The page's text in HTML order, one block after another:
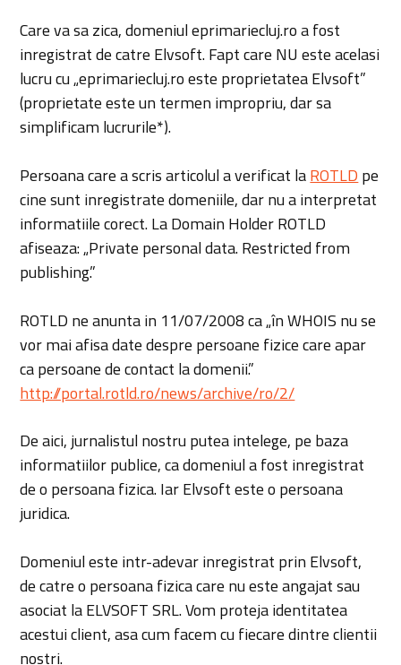
Care va sa zica, domeniul eprimariecluj.ro a fost
inregistrat de catre Elvsoft. Fapt care NU este acelasi
lucru cu „eprimariecluj.ro este proprietatea Elvsoft”
(proprietate este un termen impropriu, dar sa
simplificam lucrurile*).
Persoana care a scris articolul a verificat laROTLD pe
cine sunt inregistrate domeniile, dar nu a interpretat
informatiile corect. La Domain Holder ROTLD
afiseaza: „Private personal data. Restricted from
publishing.”
ROTLD ne anunta in 11/07/2008 ca „în WHOIS nu se
vor mai afisa date despre persoane fizice care apar
ca persoane de contact la domenii.”
http://portal.rotld.ro/news/archive/ro/2/
De aici, jurnalistul nostru putea intelege, pe baza
informatiilor publice, ca domeniul a fost inregistrat
de o persoana fizica. Iar Elvsoft este o persoana
juridica.
Domeniul este intr-adevar inregistrat prin Elvsoft,
de catre o persoana fizica care nu este angajat sau
asociat la ELVSOFT SRL. Vom proteja identitatea
acestui client, asa cum facem cu fiecare dintre clientii
nostri.